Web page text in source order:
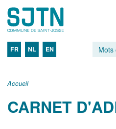
FR NL EN
Accueil
CARNET